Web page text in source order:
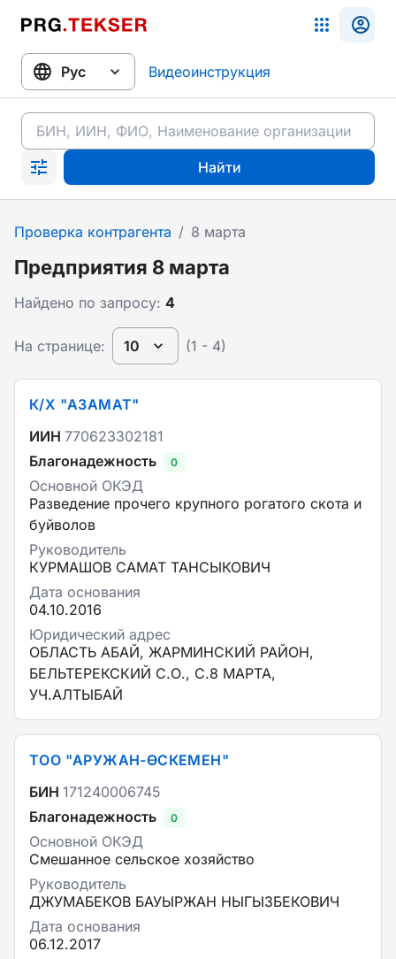
Видеоинструкция
Найти
Проверка контрагента / 8 марта
Предприятия 8 марта
Найдено по запросу: 4
На странице: 10 (1 - 4)
К/Х "АЗАМАТ"
ИИН 770623302181
Благонадежность
0
Основной ОКЭД
Разведение прочего крупного рогатого скота и
буйволов
Руководитель
КУРМАШОВ САМАТ ТАНСЫКОВИЧ
Дата основания
04.10.2016
Юридический адрес
ОБЛАСТЬ АБАЙ, ЖАРМИНСКИЙ РАЙОН,
БЕЛЬТЕРЕКСКИЙ С.О., С.8 МАРТА,
УЧ.АЛТЫБАЙ
ТОО "АРУЖАН-ӨСКЕМЕН"
БИН 171240006745
Благонадежность
0
Основной ОКЭД
Смешанное сельское хозяйство
Руководитель
ДЖУМАБЕКОВ БАУЫРЖАН НЫГЫЗБЕКОВИЧ
Дата основания
06.12.2017